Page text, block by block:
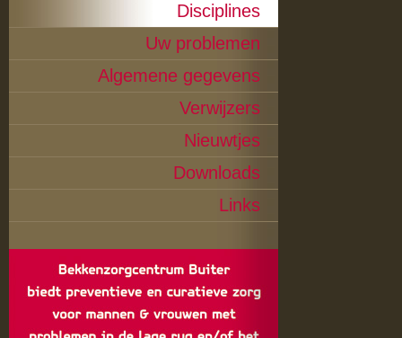
Disciplines
Uw problemen
Algemene gegevens
Verwijzers
Nieuwtjes
Downloads
Links